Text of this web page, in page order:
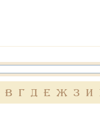
В Г Д Е Ж З И